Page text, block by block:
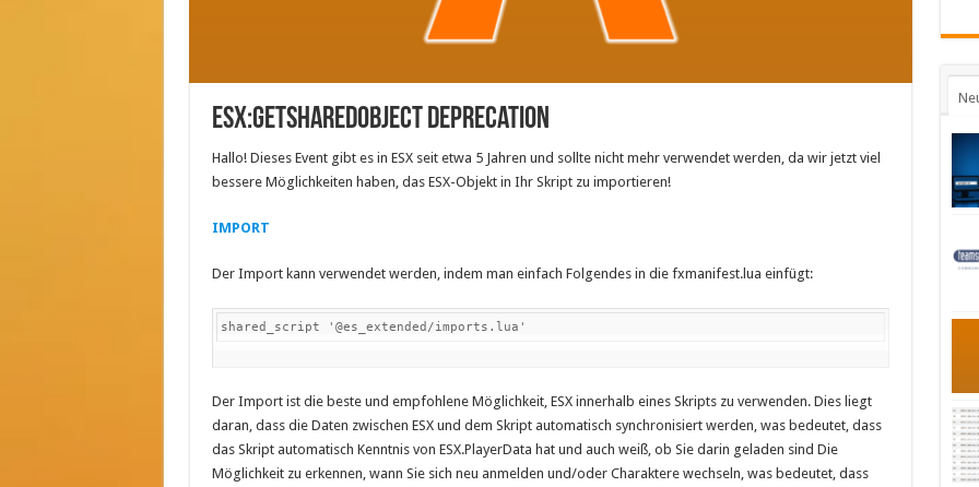
esx:getSharedObject Deprecation
Hallo! Dieses Event gibt es in ESX seit etwa 5 Jahren und sollte nicht mehr verwendet werden, da wir jetzt viel
bessere Möglichkeiten haben, das ESX-Objekt in Ihr Skript zu importieren!
IMPORT
Der Import kann verwendet werden, indem man einfach Folgendes in die fxmanifest.lua einfügt:
shared_script '@es_extended/imports.lua'
Der Import ist die beste und empfohlene Möglichkeit, ESX innerhalb eines Skripts zu verwenden. Dies liegt
daran, dass die Daten zwischen ESX und dem Skript automatisch synchronisiert werden, was bedeutet, dass
das Skript automatisch Kenntnis von ESX.PlayerData hat und auch weiß, ob Sie darin geladen sind Die
Möglichkeit zu erkennen, wann Sie sich neu anmelden und/oder Charaktere wechseln, was bedeutet, dass